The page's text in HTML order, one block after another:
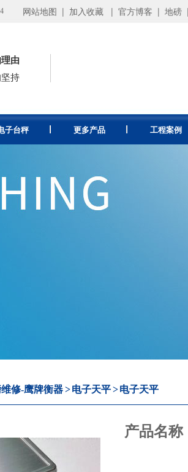
网站地图 | 加入收藏 | 官方博客 | 地磅
由
持
子台秤 更多产品 工程案例
修-鹰牌衡器>电子天平>电子天平
产品名称